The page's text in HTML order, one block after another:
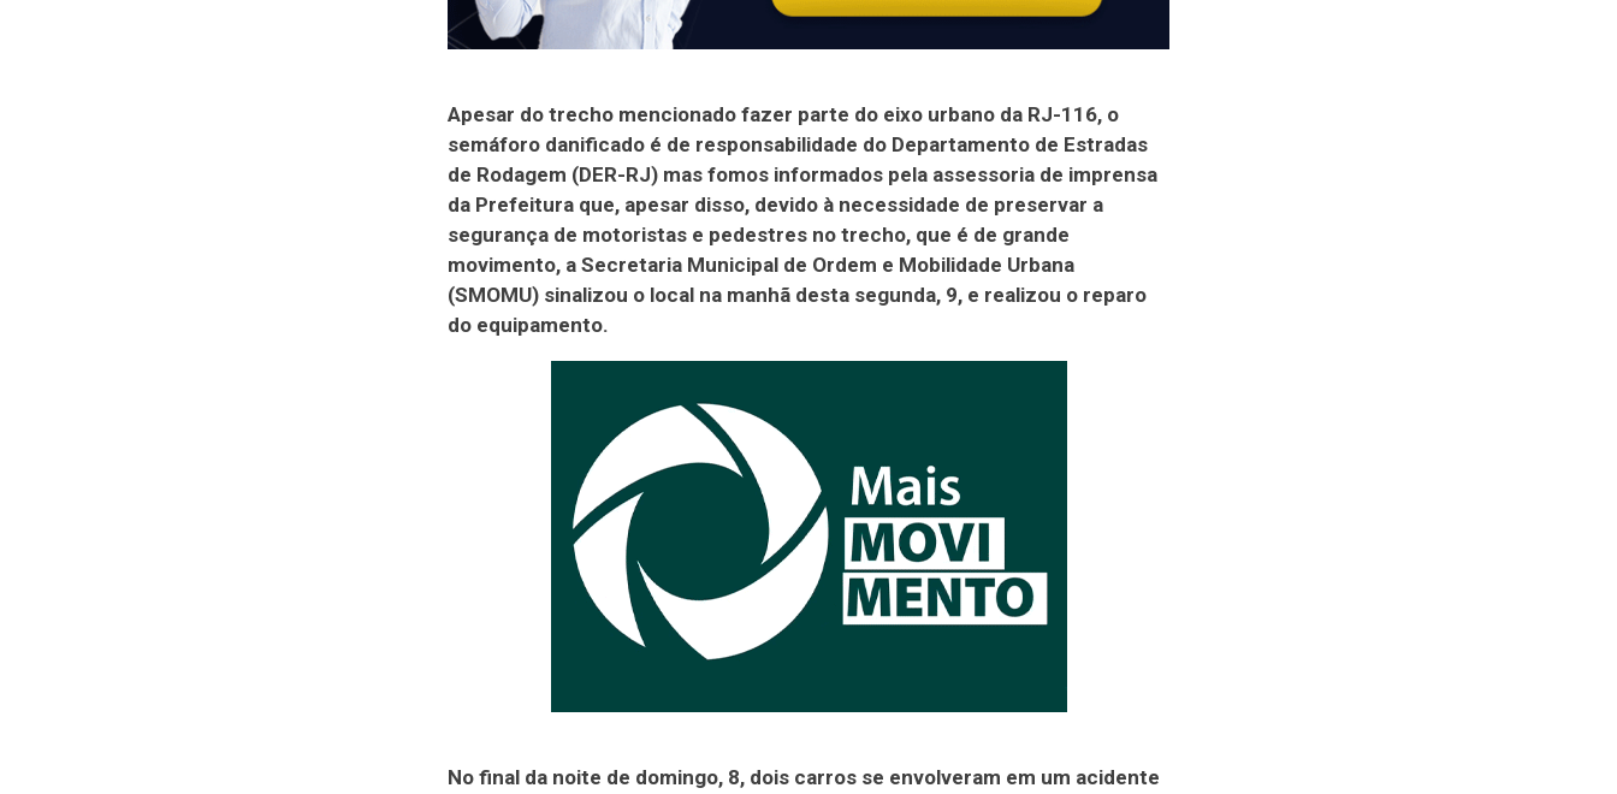
Apesar do trecho mencionado fazer parte do eixo urbano da RJ-116, o
semáforo danificado é de responsabilidade do Departamento de Estradas
de Rodagem (DER-RJ) mas fomos informados pela assessoria de imprensa
da Prefeitura que, apesar disso, devido à necessidade de preservar a
segurança de motoristas e pedestres no trecho, que é de grande
movimento, a Secretaria Municipal de Ordem e Mobilidade Urbana
(SMOMU) sinalizou o local na manhã desta segunda, 9, e realizou o reparo
do equipamento.
No final da noite de domingo, 8, dois carros se envolveram em um acidente